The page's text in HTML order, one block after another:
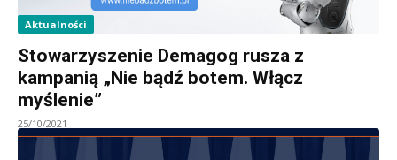
Aktualności
Stowarzyszenie Demagog rusza z
kampanią „Nie bądź botem. Włącz
myślenie”
25/10/2021